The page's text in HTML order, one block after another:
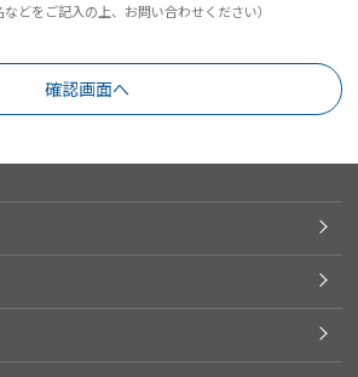
などをご記入の上、お問い合わせください）